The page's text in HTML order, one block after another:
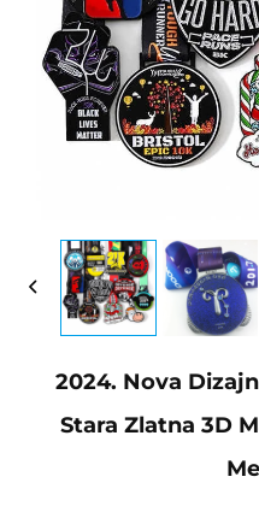
2024. Nova
Stara Zlatna 3D